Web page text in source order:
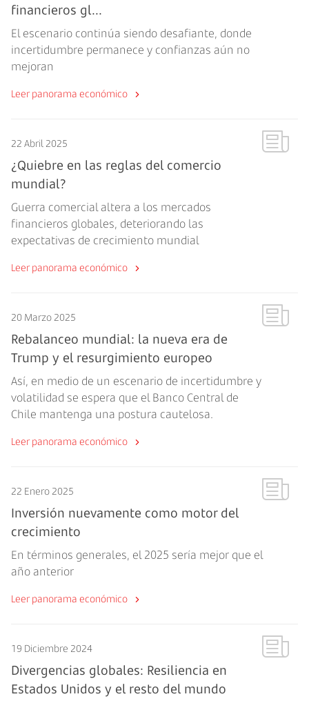
financieros gl...
El escenario continúa siendo desafiante, donde
incertidumbre permanece y confianzas aún no
mejoran
Leer panorama económico
22 Abril 2025
¿Quiebre en las reglas del comercio
mundial?
Guerra comercial altera a los mercados
financieros globales, deteriorando las
expectativas de crecimiento mundial
Leer panorama económico
20 Marzo 2025
Rebalanceo mundial: la nueva era de
Trump y el resurgimiento europeo
Así, en medio de un escenario de incertidumbre y
volatilidad se espera que el Banco Central de
Chile mantenga una postura cautelosa.
Leer panorama económico
22 Enero 2025
Inversión nuevamente como motor del
crecimiento
En términos generales, el 2025 sería mejor que el
año anterior
Leer panorama económico
19 Diciembre 2024
Divergencias globales: Resiliencia en
Estados Unidos y el resto del mundo